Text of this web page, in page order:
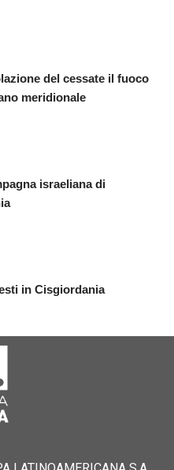
del cessate il fuoco
meridionale
israeliana di
in Cisgiordania